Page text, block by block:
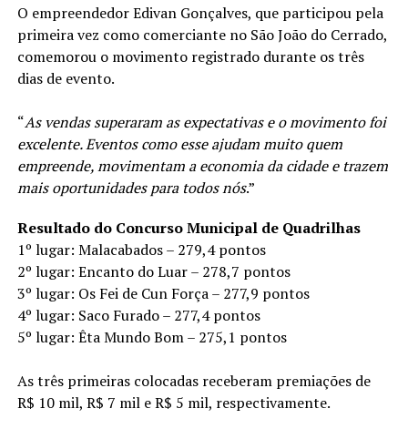
O empreendedor Edivan Gonçalves, que participou pela
primeira vez como comerciante no São João do Cerrado,
comemorou o movimento registrado durante os três
dias de evento.
“As vendas superaram as expectativas e o movimento foi
excelente. Eventos como esse ajudam muito quem
empreende, movimentam a economia da cidade e trazem
mais oportunidades para todos nós.”
Resultado do Concurso Municipal de Quadrilhas
1º lugar: Malacabados – 279,4 pontos
2º lugar: Encanto do Luar – 278,7 pontos
3º lugar: Os Fei de Cun Força – 277,9 pontos
4º lugar: Saco Furado – 277,4 pontos
5º lugar: Êta Mundo Bom – 275,1 pontos
As três primeiras colocadas receberam premiações de
R$ 10 mil, R$ 7 mil e R$ 5 mil, respectivamente.